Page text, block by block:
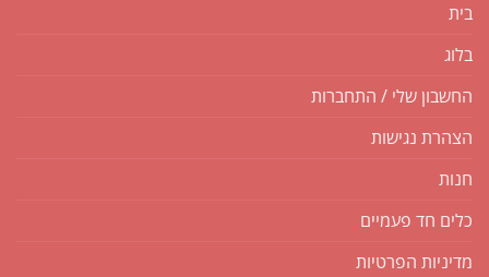
בית
בלוג
החשבון שלי / התחברות
הצהרת נגישות
חנות
כלים חד פעמיים
מדיניות הפרטיות